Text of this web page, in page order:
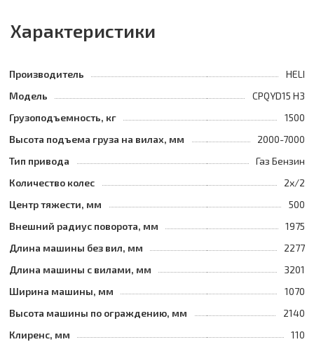
Характеристики
Производитель
HELI
Модель
CPQYD15 H3
Грузоподъемность, кг
1500
Высота подъема груза на вилах, мм
2000-7000
Тип привода
Газ Бензин
Количество колес
2х/2
Центр тяжести, мм
500
Внешний радиус поворота, мм
1975
Длина машины без вил, мм
2277
Длина машины с вилами, мм
3201
Ширина машины, мм
1070
Высота машины по ограждению, мм
2140
Клиренс, мм
110